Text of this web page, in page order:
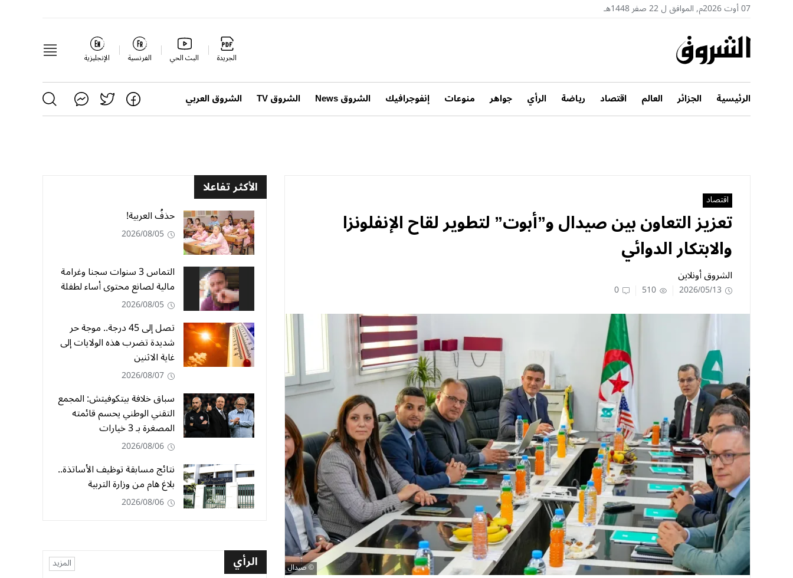
07 أوت 2026م, الموافق ل 22 صفر 1448هـ
الجريدة البث الحي الفرنسية الإنجليزية
الرئيسية الجزائر العالم اقتصاد رياضة الرأي جواهر منوعات إنفوجرافيك الشروق News الشروق TV الشروق العربي
اقتصاد
تعزيز التعاون بين صيدال و”أبوت” لتطوير لقاح الإنفلونزا
والابتكار الدوائي
الشروق أونلاين
2026/05/13
510
0
صيدال
الأكثر تفاعلا
حذفُ العربية!
2026/08/05
التماس 3 سنوات سجنا وغرامة
مالية لصانع محتوى أساء لطفلة
2026/08/05
تصل إلى 45 درجة.. موجة حر
شديدة تضرب هذه الولايات إلى
غاية الاثنين
2026/08/07
سباق خلافة بيتكوفيتش: المجمع
التقني الوطني يحسم قائمته
المصغرة بـ 3 خيارات
2026/08/06
نتائج مسابقة توظيف الأساتذة..
بلاغ هام من وزارة التربية
2026/08/06
الرأي المزيد